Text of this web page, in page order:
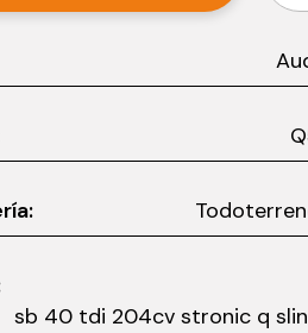
sb 40 tdi 204cv stronic q